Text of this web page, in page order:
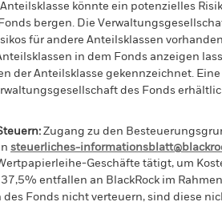
könnte ein potenzielles
bergen. Die
für andere Anteilsklassen
in dem Fonds anzeigen
der Anteilsklasse gekennzeichnet.
des Fonds
Zugang zu den
steuerliches-
Geschäfte tätigt, um
entfallen an BlackRock im
des Fonds nicht verteuern, sind diese